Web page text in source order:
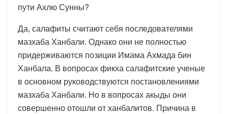
пути Ахлю Сунны?
Да, салафиты считают себя последователями
мазхаба Ханбали. Однако они не полностью
придерживаются позиции Имама Ахмада бин
Ханбала. В вопросах фикха салафитские ученые
в основном руководствуются постановлениями
мазхаба Ханбали. Но в вопросах акыды они
совершенно отошли от ханбалитов. Причина в